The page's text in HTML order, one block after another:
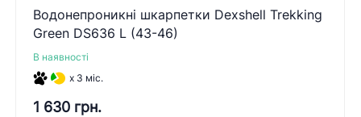
Водонепроникні шкарпетки Dexshell Trekking
Green DS636 L (43-46)
В наявності
x 3 міс.
1 630 грн.